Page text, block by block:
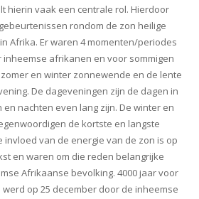
hierin vaak een centrale rol. Hierdoor
rondom de zon heilige
Afrika. Er waren 4 momenten/periodes
afrikanen en voor sommigen
en winter zonnewende en de lente
De dageveningen zijn de dagen in
nachten even lang zijn. De winter en
de kortste en langste
invloed van de energie van de zon is op
en waren om die reden belangrijke
Afrikaanse bevolking. 4000 jaar voor
op 25 december door de inheemse